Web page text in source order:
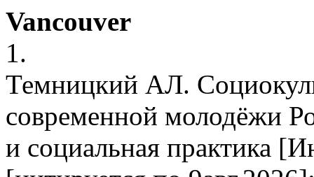
Vancouver
1.
Темницкий АЛ.
современной молодёжи
и социальная практика